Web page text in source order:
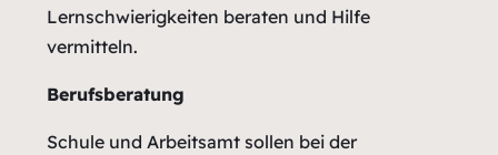
Lernschwierigkeiten beraten und Hilfe
vermitteln.
Berufsberatung
Schule und Arbeitsamt sollen bei der